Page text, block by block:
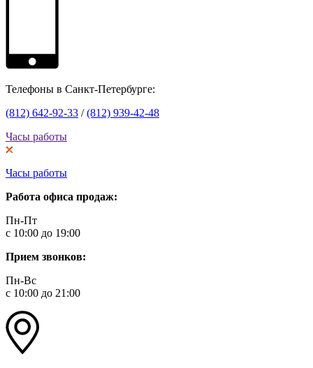
Телефоны в Санкт-Петербурге:
(812) 642-92-33 /(812) 939-42-48
Часы работы
Часы работы
Работа офиса продаж:
Пн-Пт
с 10:00 до 19:00
Прием звонков:
Пн-Вс
с 10:00 до 21:00